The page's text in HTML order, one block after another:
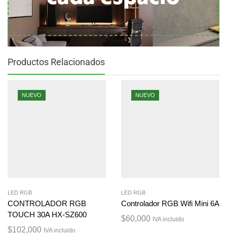
Productos Relacionados
NUEVO
LED RGB
CONTROLADOR RGB
TOUCH 30A HX-SZ600
$102,000 IVA incluido
NUEVO
LED RGB
Controlador RGB Wifi Mini 6A
$60,000 IVA incluido